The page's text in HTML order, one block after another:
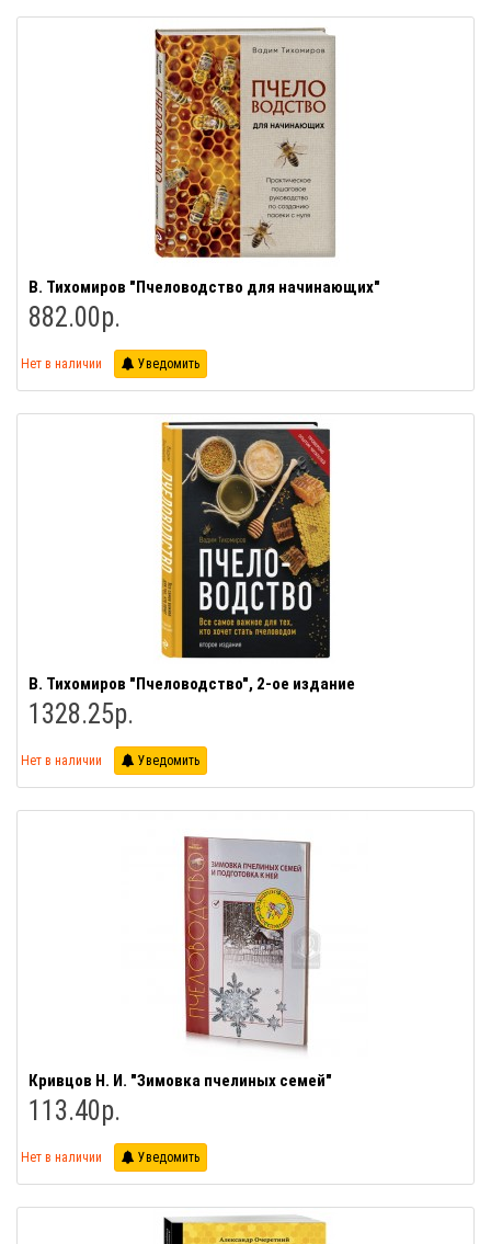
В. Тихомиров "Пчеловодство для начинающих"
882.00р.
Нет в наличии Уведомить
В. Тихомиров "Пчеловодство", 2-ое издание
1328.25р.
Нет в наличии Уведомить
Кривцов Н. И. "Зимовка пчелиных семей"
113.40р.
Нет в наличии Уведомить